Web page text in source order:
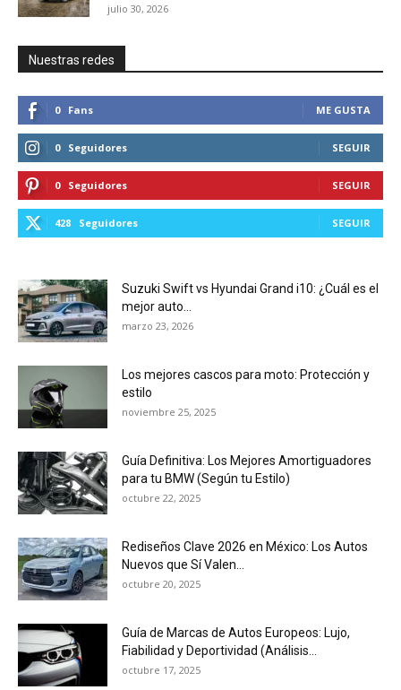
julio 30, 2026
Nuestras redes
0 Fans ME GUSTA
0 Seguidores SEGUIR
0 Seguidores SEGUIR
428 Seguidores SEGUIR
Suzuki Swift vs Hyundai Grand i10: ¿Cuál es el
mejor auto...
marzo 23, 2026
Los mejores cascos para moto: Protección y
estilo
noviembre 25, 2025
Guía Definitiva: Los Mejores Amortiguadores
para tu BMW (Según tu Estilo)
octubre 22, 2025
Rediseños Clave 2026 en México: Los Autos
Nuevos que Sí Valen...
octubre 20, 2025
Guía de Marcas de Autos Europeos: Lujo,
Fiabilidad y Deportividad (Análisis...
octubre 17, 2025